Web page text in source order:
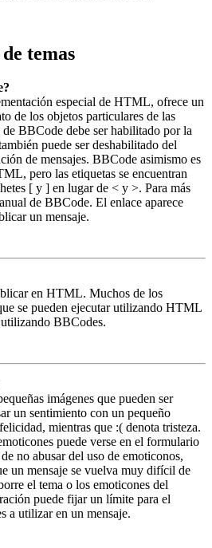
temas
especial de HTML, ofrece un
de los objetos particulares de las
BBCode debe ser habilitado por la
puede ser deshabilitado del
de mensajes. BBCode asimismo es
pero las etiquetas se encuentran
[ y ] en lugar de < y >. Para más
de BBCode. El enlace aparece
un mensaje.
en HTML. Muchos de los
se pueden ejecutar utilizando HTML
BBCodes.
imágenes que pueden ser
un sentimiento con un pequeño
mientras que :( denota tristeza.
puede verse en el formulario
no abusar del uso de emoticonos,
un mensaje se vuelva muy difícil de
el tema o los emoticones del
puede fijar un límite para el
a utilizar en un mensaje.